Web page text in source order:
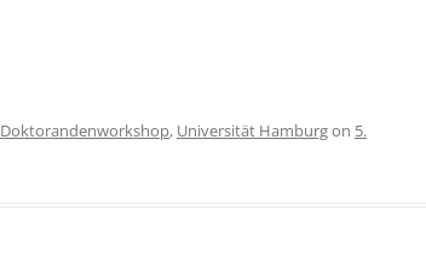
Doktorandenworkshop, Universität Hamburgon 5.